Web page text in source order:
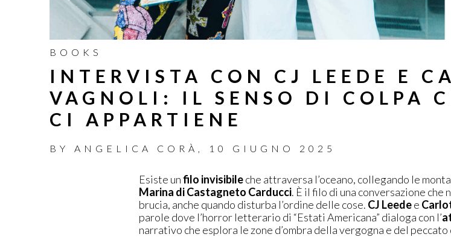
BOOKS
INTERVISTA CON CJ LEEDE E
VAGNOLI: IL SENSO DI COLPA
CI APPARTIENE
BY ANGELICA CORÀ , 10 GIUGNO 2025
Esiste unfilo invisibileche attraversa l’oceano, collegando le
Marina di Castagneto Carducci. È il filo di una conversazione che
brucia, anche quando disturba l’ordine delle cose. CJ Leedee
parole dove l’horror letterario di “Estati Americana” dialoga con l’
narrativo che esplora le zone d’ombra della vergogna e del peccato